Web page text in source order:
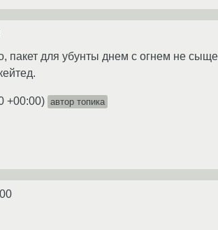
пакет для убунты днем с огнем не
+00:00) автор топика